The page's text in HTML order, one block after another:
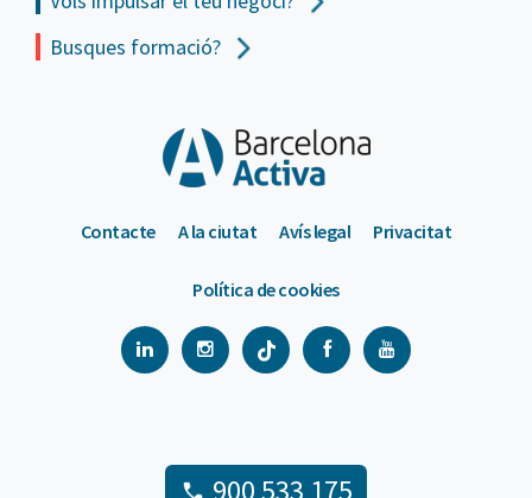
Busques formació?
Contacte A la ciutat Avís legal Privacitat
Política de cookies
900 533 175